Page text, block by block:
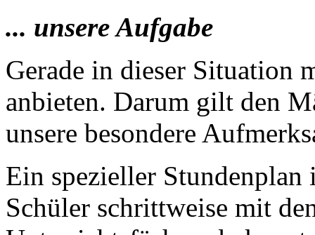
... unsere Aufgabe
Gerade in dieser Situation
anbieten. Darum gilt den
unsere besondere
Ein spezieller Stundenplan
Schüler schrittweise mit